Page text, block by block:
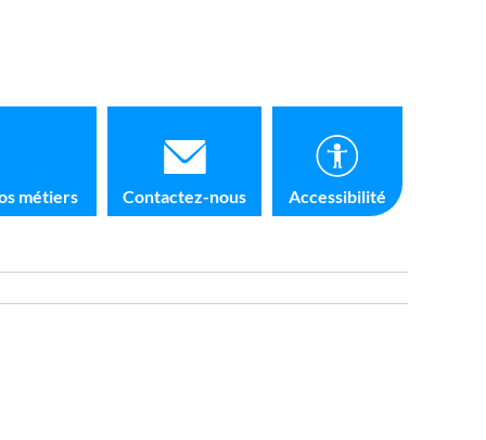
métiers Contactez-nous Accessibilité